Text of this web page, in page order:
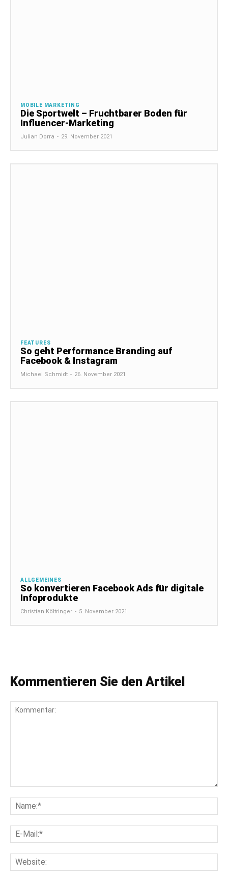
MOBILE MARKETING
Die Sportwelt – Fruchtbarer Boden für
Influencer-Marketing
Julian Dorra - 29. November 2021
FEATURES
So geht Performance Branding auf
Facebook & Instagram
Michael Schmidt - 26. November 2021
ALLGEMEINES
So konvertieren Facebook Ads für digitale
Infoprodukte
Christian Költringer - 5. November 2021
Kommentieren Sie den Artikel